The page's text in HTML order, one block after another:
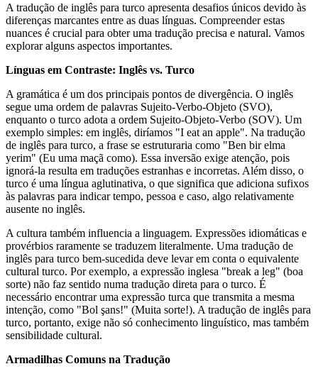
A tradução de inglês para turco apresenta desafios únicos devido às
diferenças marcantes entre as duas línguas. Compreender estas
nuances é crucial para obter uma tradução precisa e natural. Vamos
explorar alguns aspectos importantes.
Línguas em Contraste: Inglês vs. Turco
A gramática é um dos principais pontos de divergência. O inglês
segue uma ordem de palavras Sujeito-Verbo-Objeto (SVO),
enquanto o turco adota a ordem Sujeito-Objeto-Verbo (SOV). Um
exemplo simples: em inglês, diríamos "I eat an apple". Na tradução
de inglês para turco, a frase se estruturaria como "Ben bir elma
yerim" (Eu uma maçã como). Essa inversão exige atenção, pois
ignorá-la resulta em traduções estranhas e incorretas. Além disso, o
turco é uma língua aglutinativa, o que significa que adiciona sufixos
às palavras para indicar tempo, pessoa e caso, algo relativamente
ausente no inglês.
A cultura também influencia a linguagem. Expressões idiomáticas e
provérbios raramente se traduzem literalmente. Uma tradução de
inglês para turco bem-sucedida deve levar em conta o equivalente
cultural turco. Por exemplo, a expressão inglesa "break a leg" (boa
sorte) não faz sentido numa tradução direta para o turco. É
necessário encontrar uma expressão turca que transmita a mesma
intenção, como "Bol şans!" (Muita sorte!). A tradução de inglês para
turco, portanto, exige não só conhecimento linguístico, mas também
sensibilidade cultural.
Armadilhas Comuns na Tradução